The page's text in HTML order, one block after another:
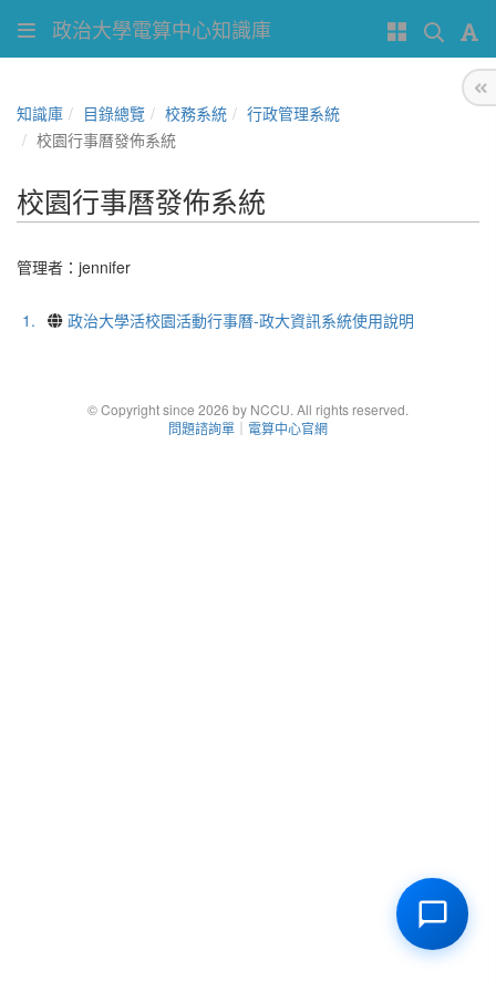
政治大學電算中心知識庫
知識庫 目錄總覽 校務系統
行政管理系統
校園行事曆發佈系統
校園行事曆發佈系統
管理者： jennifer
1. 政治大學活校園活動行事曆-政大資訊系統使用說明
© Copyright since 2026 by NCCU. All rights reserved.
問題諮詢單 ｜ 電算中心官網